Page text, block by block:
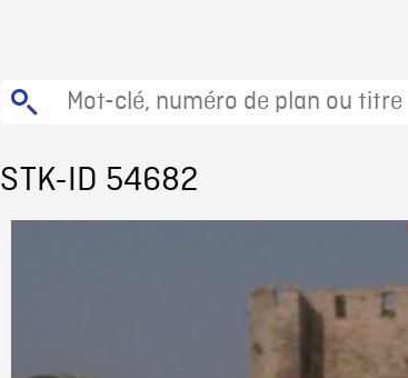
STK-ID 54682